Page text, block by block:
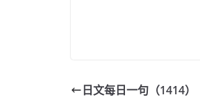
日文每日一句（1414）